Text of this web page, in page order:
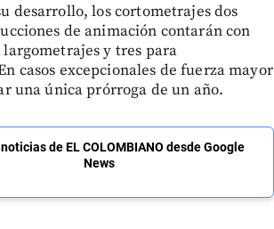
desarrollo, los cortometrajes dos
de animación contarán con
largometrajes y tres para
casos excepcionales de fuerza mayor
una única prórroga de un año.
de EL COLOMBIANO desde Google
News